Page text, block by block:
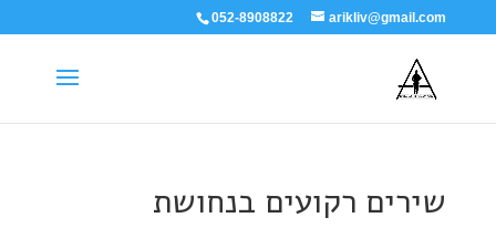
052-8908822 arikliv@gmail.com
שירים רקועים בנחושת